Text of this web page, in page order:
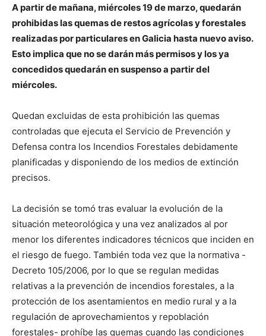
A partir de mañana, miércoles 19 de marzo, quedarán
prohibidas las quemas de restos agrícolas y forestales
realizadas por particulares en Galicia hasta nuevo aviso.
Esto implica que no se darán más permisos y los ya
concedidos quedarán en suspenso a partir del
miércoles.
Quedan excluidas de esta prohibición las quemas
controladas que ejecuta el Servicio de Prevención y
Defensa contra los Incendios Forestales debidamente
planificadas y disponiendo de los medios de extinción
precisos.
La decisión se tomó tras evaluar la evolución de la
situación meteorológica y una vez analizados al por
menor los diferentes indicadores técnicos que inciden en
el riesgo de fuego. También toda vez que la normativa -
Decreto 105/2006, por lo que se regulan medidas
relativas a la prevención de incendios forestales, a la
protección de los asentamientos en medio rural y a la
regulación de aprovechamientos y repoblación
forestales- prohíbe las quemas cuando las condiciones